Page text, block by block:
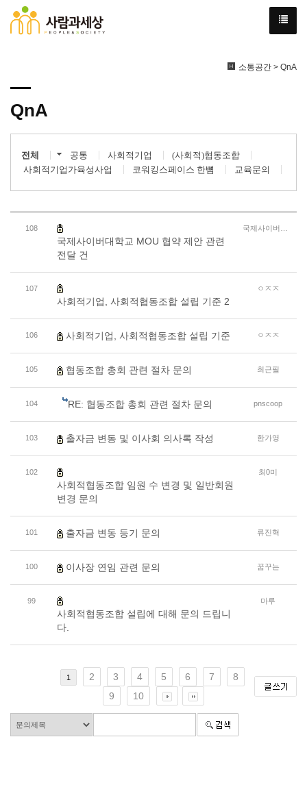
소통공간 > QnA
QnA
전체 공통 사회적기업
(사회적)협동조합
사회적기업가육성사업
코워킹스페이스 한뼘 교육문의
108
국제사이버대학교 MOU 협약 제안 관련
전달 건
107
사회적기업, 사회적협동조합 설립 기준 2
ㅇㅈㅈ
106 사회적기업, 사회적협동조합 설립 기준 ㅇㅈㅈ
105 협동조합 총회 관련 절차 문의 최근필
104 RE: 협동조합 총회 관련 절차 문의 pnscoop
103 출자금 변동 및 이사회 의사록 작성 한가영
102
사회적협동조합 임원 수 변경 및 일반회원
변경 문의
최0미
101 출자금 변동 등기 문의 류진혁
100 이사장 연임 관련 문의 꿈꾸는
99
사회적협동조합 설립에 대해 문의 드립니
다.
마루
1 2 3 4 5 6 7
8
9
10